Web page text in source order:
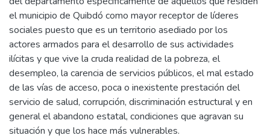
el municipio de Quibdó como mayor receptor de líderes
sociales puesto que es un territorio asediado por los
actores armados para el desarrollo de sus actividades
ilícitas y que vive la cruda realidad de la pobreza, el
desempleo, la carencia de servicios públicos, el mal estado
de las vías de acceso, poca o inexistente prestación del
servicio de salud, corrupción, discriminación estructural y en
general el abandono estatal, condiciones que agravan su
situación y que los hace más vulnerables.